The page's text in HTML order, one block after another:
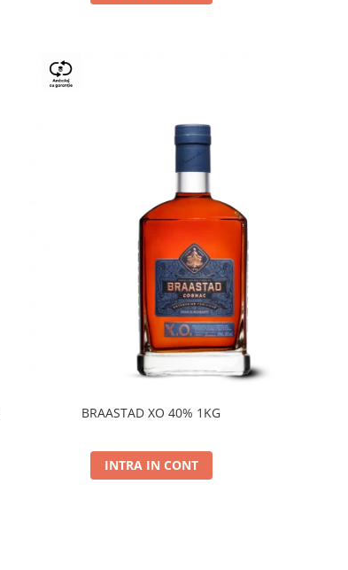
BRAASTAD XO 40% 1KG
INTRA IN CONT